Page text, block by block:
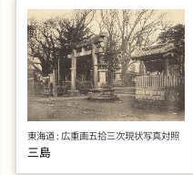
東海道 : 広重画五拾三次現状写真対照
三島